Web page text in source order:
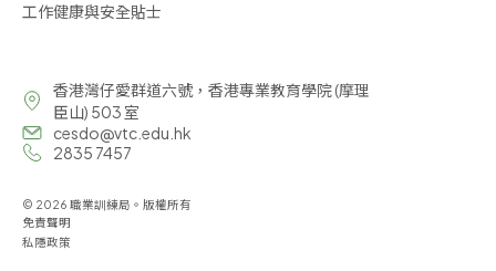
工作健康與安全貼士
香港灣仔愛群道六號，香港專業教育學院 (摩理
臣山) 503 室
cesdo@vtc.edu.hk
2835 7457
© 2026 職業訓練局。版權所有
免責聲明
私隱政策